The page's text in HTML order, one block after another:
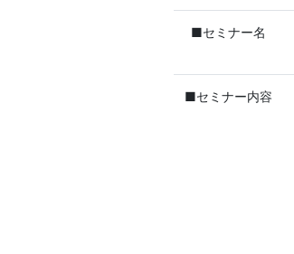
■セミナー名
■セミナー内容